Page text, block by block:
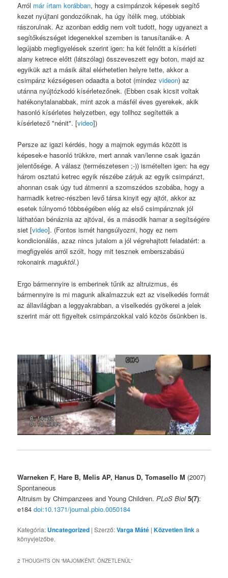
Arról már írtam korábban, hogy a csimpánzok képesek segítő
kezet nyújtani gondozóiknak, ha úgy ítélik meg, utóbbiak
rászorulnak. Az azonban eddig nem volt tudott, hogy ugyanezt a
segítőkészséget idegenekkel szemben is tanusítanák-e. A
legújabb megfigyelések szerint igen: ha két felnőtt a kísérleti
alany ketrece előtt (látszólag) összeveszett egy boton, majd az
egyikük azt a másik által elérhetetlen helyre tette, akkor a
csimpánz kézségesen odaadta a botot (mindezvideon) az
utánna nyújtózkodó kísérletezőnek. (Ebben csak kicsit voltak
hatékonytalanabbak, mint azok a másfél éves gyerekek, akik
hasonló kísérletes helyzetben, egy tollhoz segítették a
kísérletező "nénit". [video])
Persze az igazi kérdés, hogy a majmok egymás között is
képesek-e hasonló trükkre, mert annak van/lenne csak igazán
jelentősége. A válasz (természetesen ;-)) ismételten igen: ha egy
három osztatú ketrec egyik részébe zárjuk az egyik csimpánzt,
ahonnan csak úgy tud átmenni a szomszédos szobába, hogy a
harmadik ketrec-részben levő társa kinyit egy ajtót, akkor az
esetek túlnyomó többségében elég az első csimpánznak jól
láthatóan bénáznia az ajtóval, és a második hamar a segítségére
siet [video]. (Fontos ismét hangsúlyozni, hogy ez nem
kondicionálás, azaz nincs jutalom a jól végrehajtott feladatért: a
megfigyelés arról szólt, hogy mit tesznek emberszabású
rokonainkmaguktól.)
Ergo bármennyire is emberinek tűnik az altruizmus, és
bármennyire is mi magunk alkalmazzuk ezt az viselkedés formát
az állavilágban a leggyakrabban, a viselkedés gyökerei a jelek
szerint már ott figyeltek csimpánzokkal való közös ősünkben is.
Warneken F, Hare B, Melis AP, Hanus D, Tomasello M (2007)
Spontaneous
Altruism by Chimpanzees and Young Children.PLoS Biol 5(7):
e184doi:10.1371/journal.pbio.0050184
Kategória: Uncategorized | Szerző:Varga Máté |Közvetlen linka
könyvjelzőbe.
2 THOUGHTS ON “MAJOMKÉNT, ÖNZETLENÜL”